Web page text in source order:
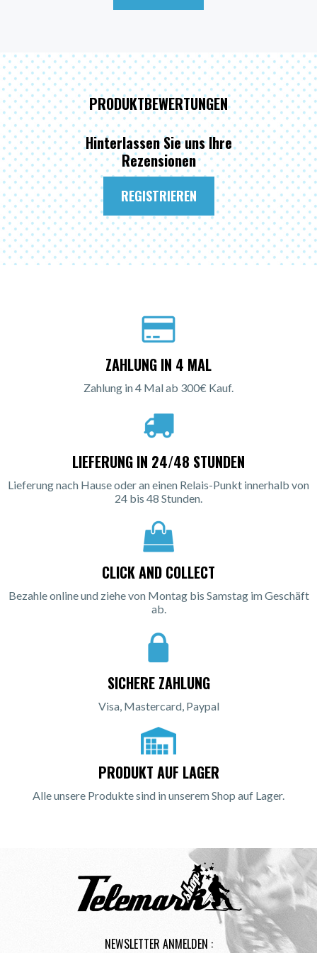
PRODUKTBEWERTUNGEN
Hinterlassen Sie uns Ihre
Rezensionen
REGISTRIEREN
ZAHLUNG IN 4 MAL
Zahlung in 4 Mal ab 300€ Kauf.
LIEFERUNG IN 24/48 STUNDEN
Lieferung nach Hause oder an einen Relais-Punkt innerhalb von
24 bis 48 Stunden.
CLICK AND COLLECT
Bezahle online und ziehe von Montag bis Samstag im Geschäft
ab.
SICHERE ZAHLUNG
Visa, Mastercard, Paypal
PRODUKT AUF LAGER
Alle unsere Produkte sind in unserem Shop auf Lager.
NEWSLETTER ANMELDEN :